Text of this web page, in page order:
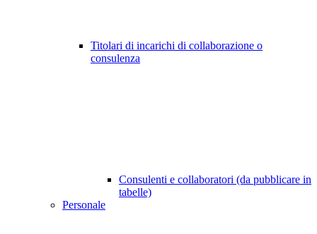
Titolari di incarichi di collaborazione o
consulenza
Consulenti e collaboratori (da pubblicare in
tabelle)
Personale